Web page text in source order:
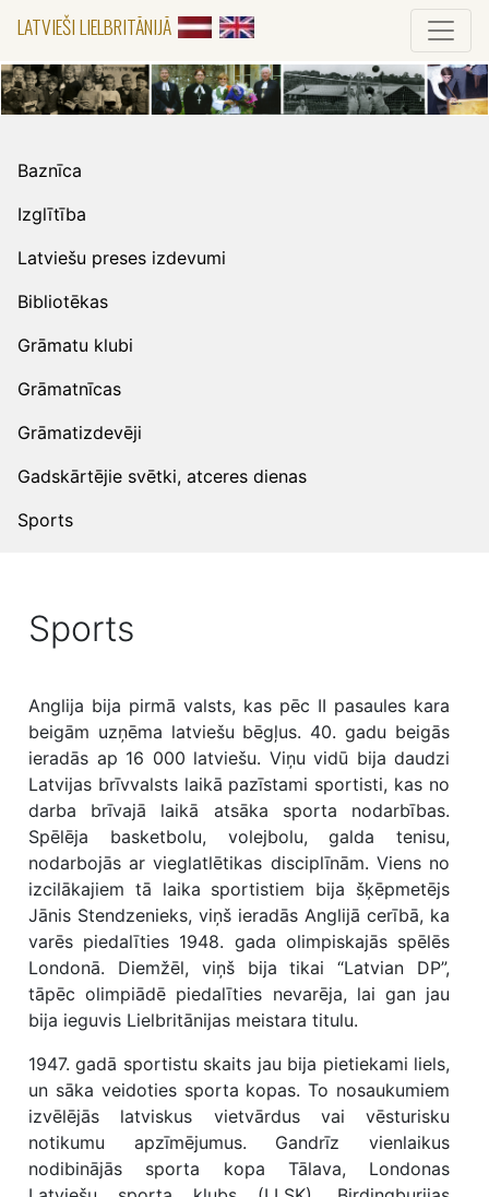
LATVIEŠI LIELBRITĀNIJĀ
Baznīca
Izglītība
Latviešu preses izdevumi
Bibliotēkas
Grāmatu klubi
Grāmatnīcas
Grāmatizdevēji
Gadskārtējie svētki, atceres dienas
Sports
Sports
Anglija bija pirmā valsts, kas pēc II pasaules kara
beigām uzņēma latviešu bēgļus. 40. gadu beigās
ieradās ap 16 000 latviešu. Viņu vidū bija daudzi
Latvijas brīvvalsts laikā pazīstami sportisti, kas no
darba brīvajā laikā atsāka sporta nodarbības.
Spēlēja basketbolu, volejbolu, galda tenisu,
nodarbojās ar vieglatlētikas disciplīnām. Viens no
izcilākajiem tā laika sportistiem bija šķēpmetējs
Jānis Stendzenieks, viņš ieradās Anglijā cerībā, ka
varēs piedalīties 1948. gada olimpiskajās spēlēs
Londonā. Diemžēl, viņš bija tikai “Latvian DP”,
tāpēc olimpiādē piedalīties nevarēja, lai gan jau
bija ieguvis Lielbritānijas meistara titulu.
1947. gadā sportistu skaits jau bija pietiekami liels,
un sāka veidoties sporta kopas. To nosaukumiem
izvēlējās latviskus vietvārdus vai vēsturisku
notikumu apzīmējumus. Gandrīz vienlaikus
nodibinājās sporta kopa Tālava, Londonas